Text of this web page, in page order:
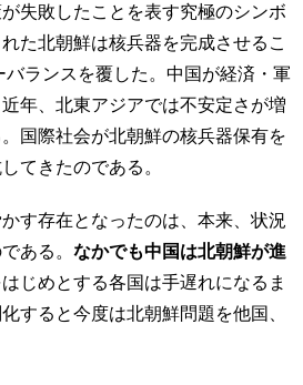
失敗したことを表す究極のシンボ
た北朝鮮は核兵器を完成させるこ
ランスを覆した。中国が経済・軍
年、北東アジアでは不安定さが増
国際社会が北朝鮮の核兵器保有を
てきたのである。
す存在となったのは、本来、状況
ある。 なかでも中国は北朝鮮が進
じめとする各国は手遅れになるま
すると今度は北朝鮮問題を他国、